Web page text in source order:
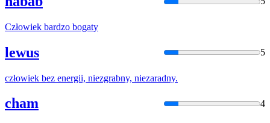
Człowiek bardzo bogaty
lewus 5
człowiek bez energii, niezgrabny, niezaradny.
cham 4